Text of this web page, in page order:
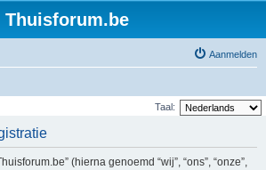
Thuisforum.be
Aanmelden
Taal:
(hierna genoemd “wij”, “ons”, “onze”,